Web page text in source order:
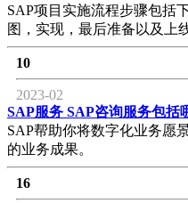
SAP项目实施流程步骤包括
图，实现，最后准备以及上
10
2023-02
SAP服务 SAP咨询服务包括
SAP帮助你将数字化业务愿
的业务成果。
16